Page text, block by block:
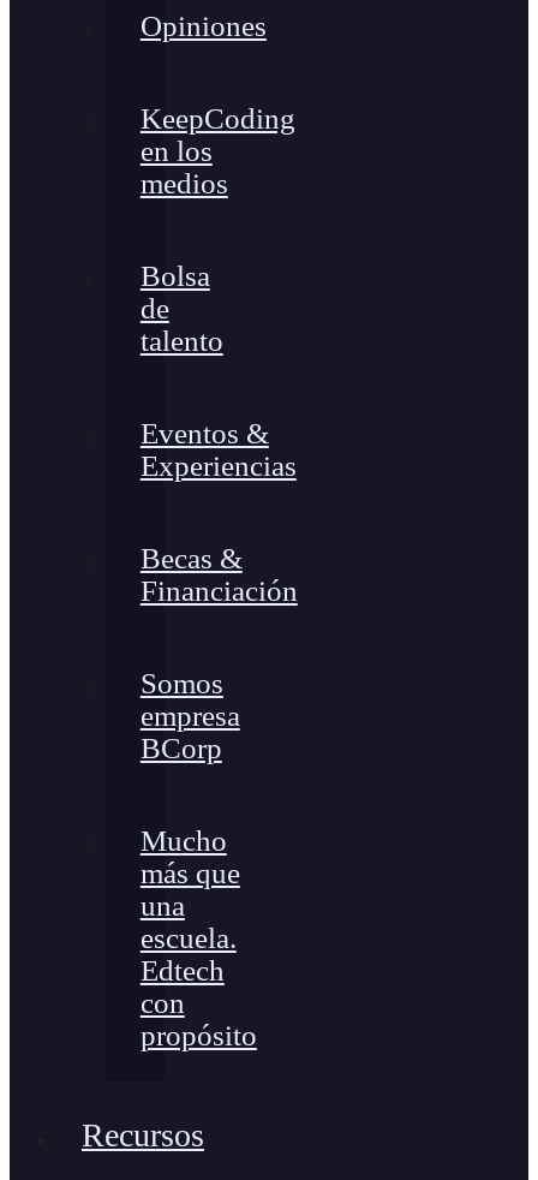
Opiniones
KeepCoding
en los
medios
Bolsa
de
talento
Eventos &
Experiencias
Becas &
Financiación
Somos
empresa
BCorp
Mucho
más que
una
escuela.
Edtech
con
propósito
Recursos